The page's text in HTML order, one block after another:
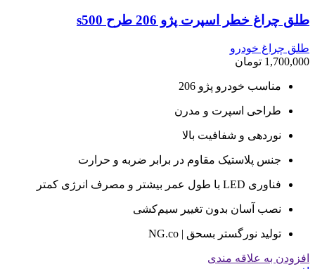
طلق چراغ خطر اسپرت پژو 206 طرح s500
طلق چراغ خودرو
1,700,000 تومان
مناسب خودرو پژو 206
طراحی اسپرت و مدرن
نوردهی و شفافیت بالا
جنس پلاستیک مقاوم در برابر ضربه و حرارت
فناوری LED با طول عمر بیشتر و مصرف انرژی کمتر
نصب آسان بدون تغییر سیم‌کشی
تولید نورگستر بسحق | NG.co
افزودن به علاقه مندی